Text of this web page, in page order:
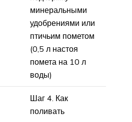
минеральными
удобрениями или
птичьим пометом
(0,5 л настоя
помета на 10 л
воды)
Шаг 4. Как
поливать